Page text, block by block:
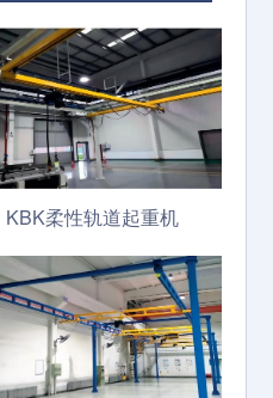
KBK柔性轨道起重机